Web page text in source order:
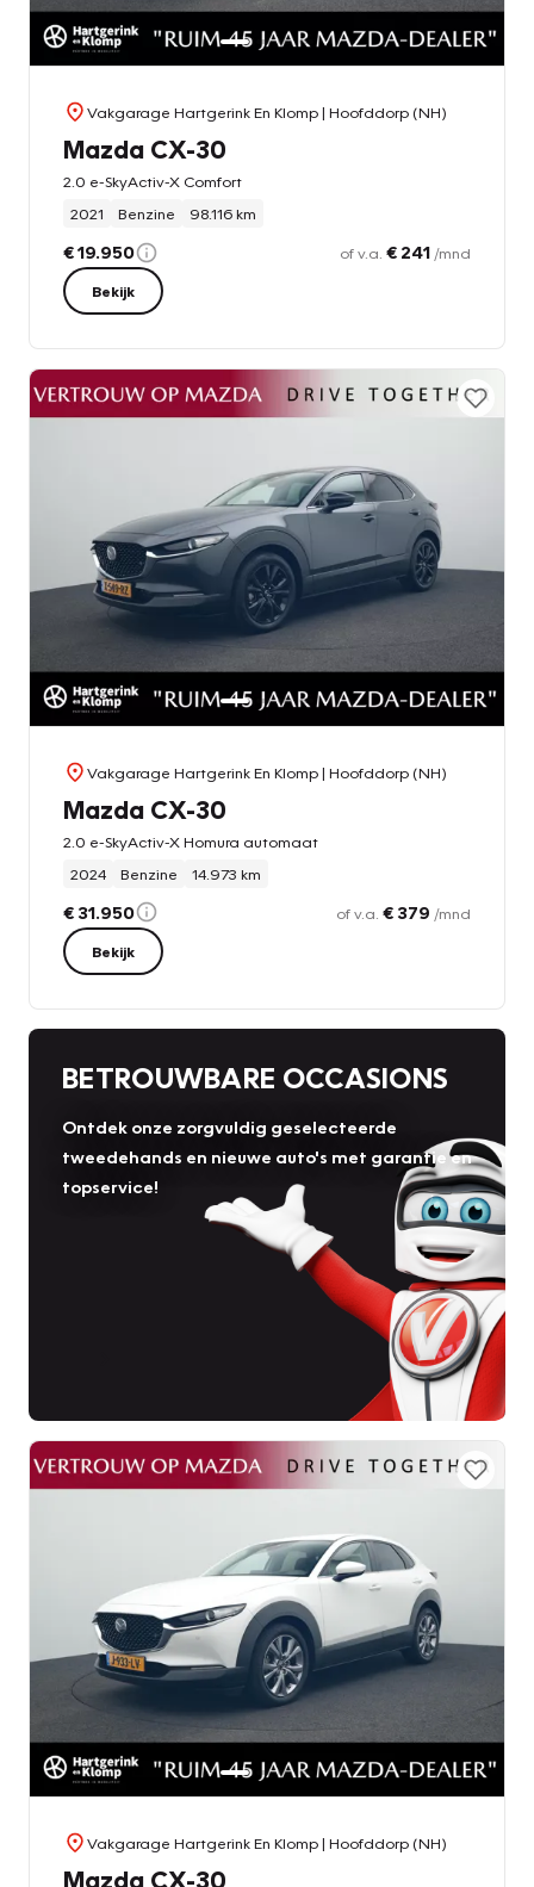
Vakgarage Hartgerink En Klomp| Hoofddorp (NH)
Mazda CX-30
2.0 e-SkyActiv-X Comfort
2021
Benzine 98.116 km
€ 19.950 of v.a. € 241 /mnd
Bekijk
Vakgarage Hartgerink En Klomp| Hoofddorp (NH)
Mazda CX-30
2.0 e-SkyActiv-X Homura automaat
2024
Benzine 14.973 km
€ 31.950 of v.a. € 379 /mnd
Bekijk
BETROUWBARE OCCASIONS
Ontdek onze zorgvuldig geselecteerde
tweedehands en nieuwe auto's met garantie en
topservice!
Vakgarage Hartgerink En Klomp| Hoofddorp (NH)
Mazda CX-30